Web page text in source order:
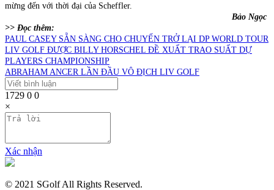
mừng đến với thời đại của Scheffler.
Bảo Ngọc
>> Đọc thêm:
PAUL CASEY SẴN SÀNG CHO CHUYẾN TRỞ LẠI DP WORLD TOUR
LIV GOLF ĐƯỢC BILLY HORSCHEL ĐỀ XUẤT TRAO SUẤT DỰ
PLAYERS CHAMPIONSHIP
ABRAHAM ANCER LẦN ĐẦU VÔ ĐỊCH LIV GOLF
1729 0 0
×
Xác nhận
© 2021 SGolf All Rights Reserved.